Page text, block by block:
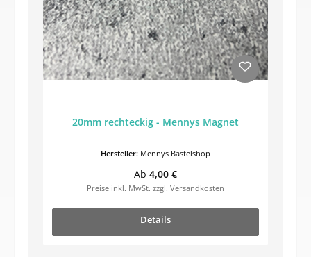
20mm rechteckig - Mennys Magnet
Hersteller: Mennys Bastelshop
Regulärer Preis:
Ab 4,00 €
Preise inkl. MwSt. zzgl. Versandkosten
Details